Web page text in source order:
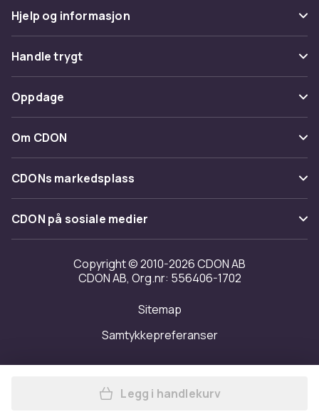
Hjelp og informasjon
Vanlige spørsmål
Spor pakke
Angre & returner her
Kontakt oss
Handle trygt
Betaling
Levering
Tilbakekallinger
Oppdage
Kategorier
Varemerker
Om CDON
Om oss
Kundeanmeldelser
Jobbe på CDON
Investor relations
Tilgjengelighet
CDONs markedsplass
Merchant Help Center
CDON på sosiale medier
Copyright © 2010-2026 CDON AB
CDON AB, Org.nr: 556406-1702
Sitemap
Samtykkepreferanser
Legg Hexagon Vegglampe
Legg i handlekurv